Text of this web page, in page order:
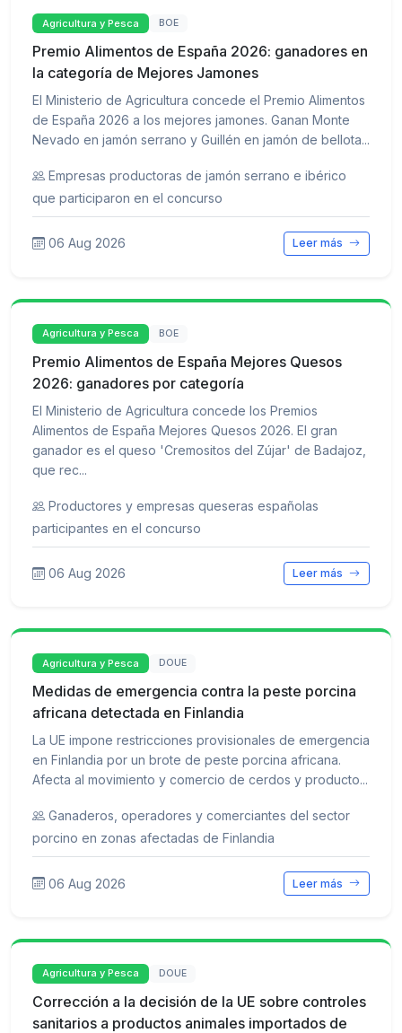
Agricultura y Pesca BOE
Premio Alimentos de España 2026: ganadores en
la categoría de Mejores Jamones
El Ministerio de Agricultura concede el Premio Alimentos
de España 2026 a los mejores jamones. Ganan Monte
Nevado en jamón serrano y Guillén en jamón de bellota...
Empresas productoras de jamón serrano e ibérico
que participaron en el concurso
06 Aug 2026 Leer más
Agricultura y Pesca BOE
Premio Alimentos de España Mejores Quesos
2026: ganadores por categoría
El Ministerio de Agricultura concede los Premios
Alimentos de España Mejores Quesos 2026. El gran
ganador es el queso 'Cremositos del Zújar' de Badajoz,
que rec...
Productores y empresas queseras españolas
participantes en el concurso
06 Aug 2026 Leer más
Agricultura y Pesca DOUE
Medidas de emergencia contra la peste porcina
africana detectada en Finlandia
La UE impone restricciones provisionales de emergencia
en Finlandia por un brote de peste porcina africana.
Afecta al movimiento y comercio de cerdos y producto...
Ganaderos, operadores y comerciantes del sector
porcino en zonas afectadas de Finlandia
06 Aug 2026 Leer más
Agricultura y Pesca DOUE
Corrección a la decisión de la UE sobre controles
sanitarios a productos animales importados de